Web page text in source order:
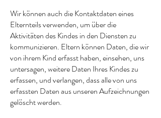
Wir können auch die Kontaktdaten eines
Elternteils verwenden, um über die
Aktivitäten des Kindes in den Diensten zu
kommunizieren. Eltern können Daten, die wir
von ihrem Kind erfasst haben, einsehen, uns
untersagen, weitere Daten Ihres Kindes zu
erfassen, und verlangen, dass alle von uns
erfassten Daten aus unseren Aufzeichnungen
gelöscht werden.